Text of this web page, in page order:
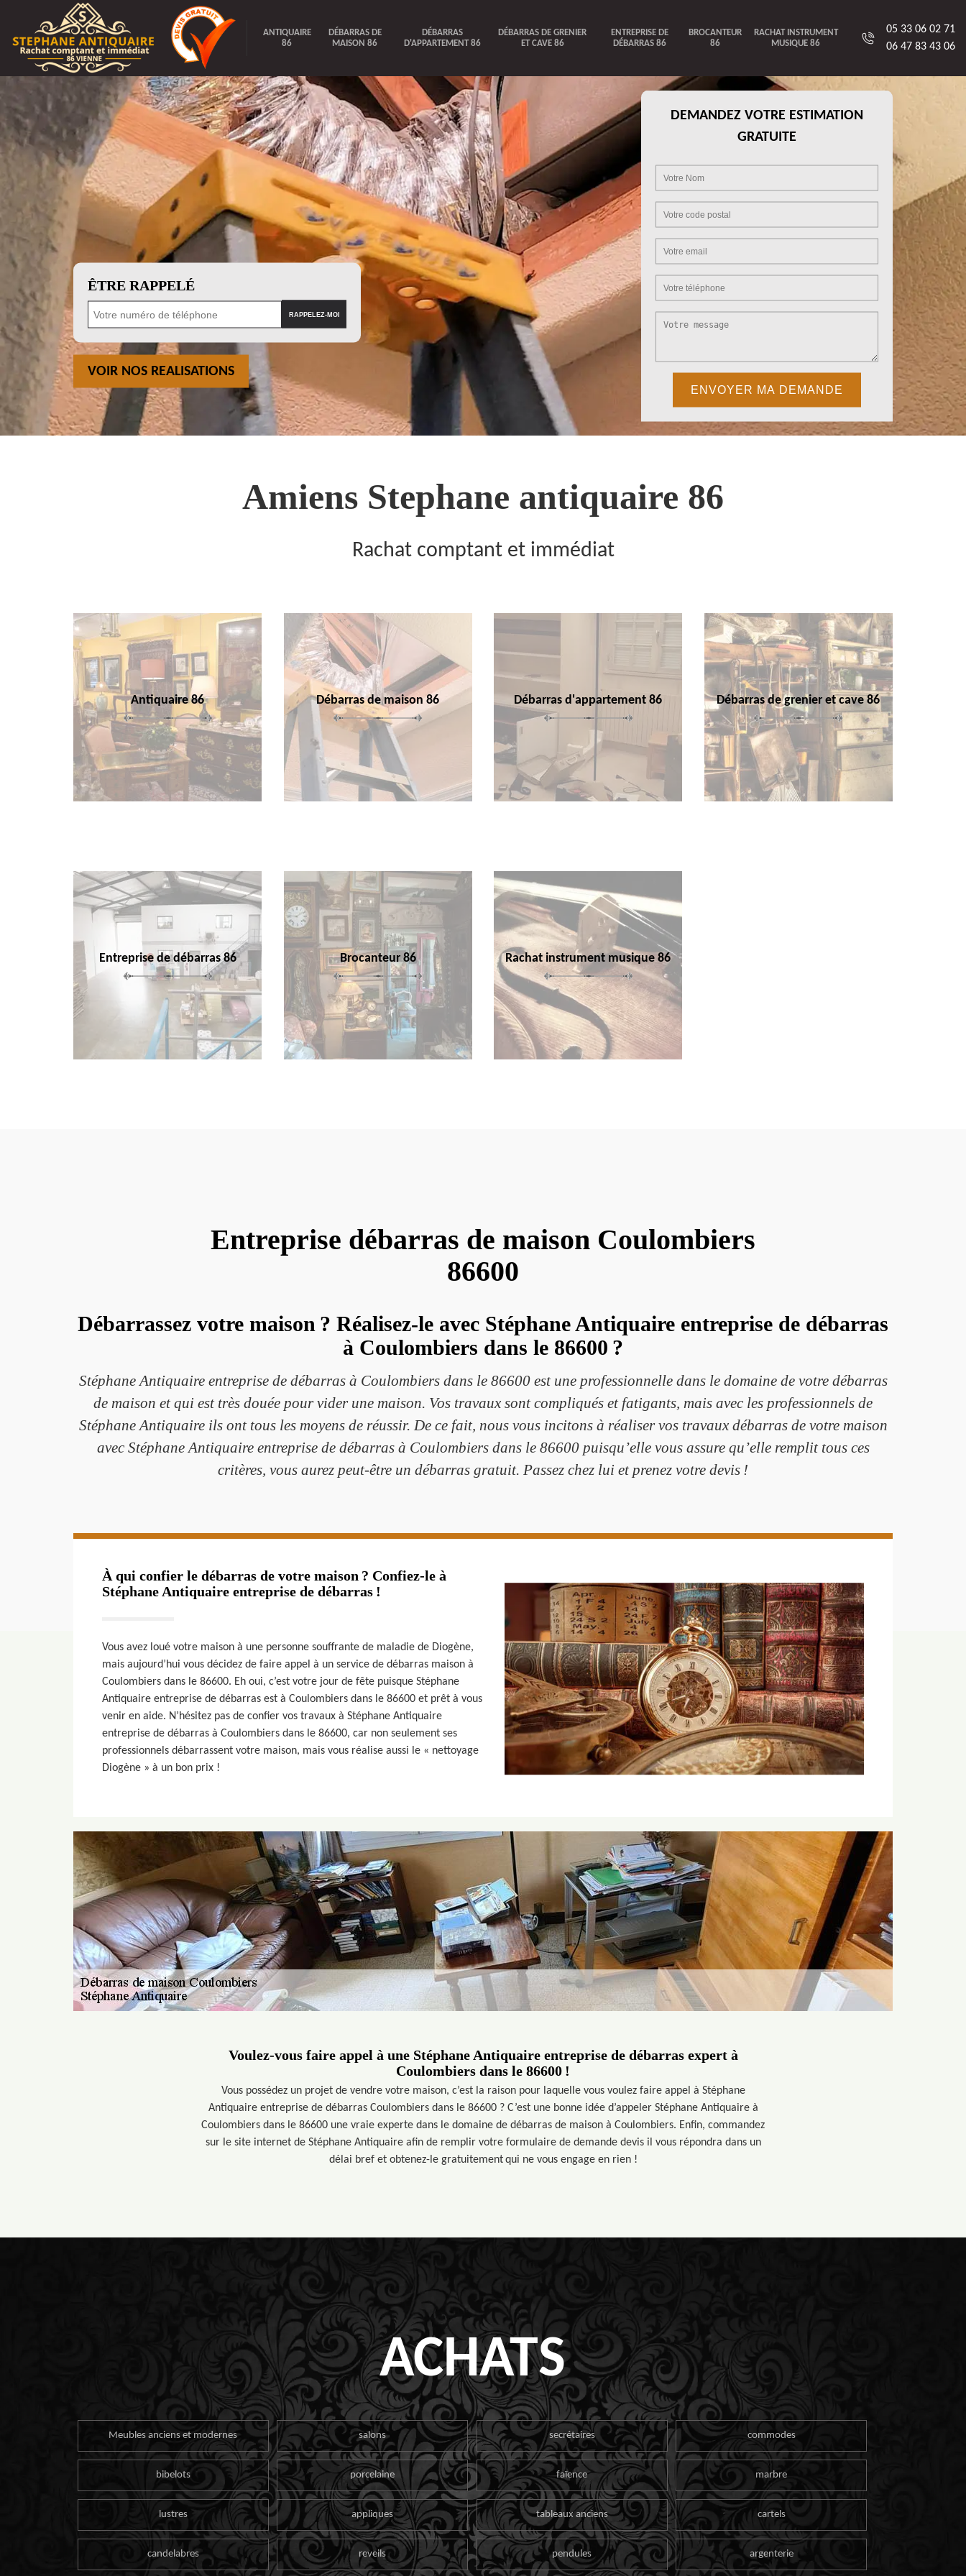
ANTIQUAIRE
86
DÉBARRAS DE
MAISON 86
DÉBARRAS
D'APPARTEMENT 86
DÉBARRAS DE GRENIER
ET CAVE 86
ENTREPRISE DE
DÉBARRAS 86
BROCANTEUR
86
RACHAT INSTRUMENT
MUSIQUE 86
05 33 06 02 71
06 47 83 43 06
ÊTRE RAPPELÉ
VOIR NOS REALISATIONS
DEMANDEZ VOTRE ESTIMATION
GRATUITE
Amiens Stephane antiquaire 86
Rachat comptant et immédiat
Antiquaire 86 Débarras de maison 86 Débarras d'appartement 86 Débarras de grenier et cave 86
Entreprise de débarras 86 Brocanteur 86 Rachat instrument musique 86
Entreprise débarras de maison Coulombiers
86600
Débarrassez votre maison ? Réalisez-le avec Stéphane Antiquaire entreprise de débarras
à Coulombiers dans le 86600 ?
Stéphane Antiquaire entreprise de débarras à Coulombiers dans le 86600 est une professionnelle dans le domaine de votre débarras
de maison et qui est très douée pour vider une maison. Vos travaux sont compliqués et fatigants, mais avec les professionnels de
Stéphane Antiquaire ils ont tous les moyens de réussir. De ce fait, nous vous incitons à réaliser vos travaux débarras de votre maison
avec Stéphane Antiquaire entreprise de débarras à Coulombiers dans le 86600 puisqu’elle vous assure qu’elle remplit tous ces
critères, vous aurez peut-être un débarras gratuit. Passez chez lui et prenez votre devis !
À qui confier le débarras de votre maison ? Confiez-le à
Stéphane Antiquaire entreprise de débarras !
Vous avez loué votre maison à une personne souffrante de maladie de Diogène,
mais aujourd’hui vous décidez de faire appel à un service de débarras maison à
Coulombiers dans le 86600. Eh oui, c’est votre jour de fête puisque Stéphane
Antiquaire entreprise de débarras est à Coulombiers dans le 86600 et prêt à vous
venir en aide. N’hésitez pas de confier vos travaux à Stéphane Antiquaire
entreprise de débarras à Coulombiers dans le 86600, car non seulement ses
professionnels débarrassent votre maison, mais vous réalise aussi le « nettoyage
Diogène » à un bon prix !
Voulez-vous faire appel à une Stéphane Antiquaire entreprise de débarras expert à
Coulombiers dans le 86600 !
Vous possédez un projet de vendre votre maison, c’est la raison pour laquelle vous voulez faire appel à Stéphane
Antiquaire entreprise de débarras Coulombiers dans le 86600 ? C’est une bonne idée d’appeler Stéphane Antiquaire à
Coulombiers dans le 86600 une vraie experte dans le domaine de débarras de maison à Coulombiers. Enfin, commandez
sur le site internet de Stéphane Antiquaire afin de remplir votre formulaire de demande devis il vous répondra dans un
délai bref et obtenez-le gratuitement qui ne vous engage en rien !
ACHATS
Meubles anciens et modernes salons secrétaires commodes
bibelots porcelaine faïence marbre
lustres appliques tableaux anciens cartels
candelabres reveils pendules argenterie